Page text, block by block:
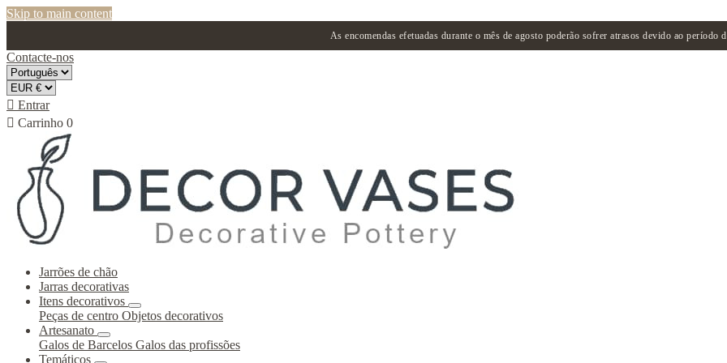
Skip to main content
As encomendas efetuadas durante o mês de agosto poderão sofrer atrasos devido ao período
Contacte-nos
 Entrar
 Carrinho 0
Jarrões de chão
Jarras decorativas
Itens decorativos
Peças de centro Objetos decorativos
Artesanato
Galos de Barcelos Galos das profissões
Temáticos